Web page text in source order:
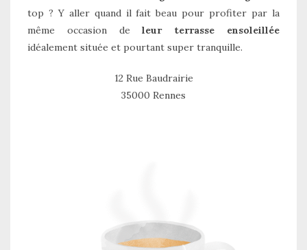
top ? Y aller quand il fait beau pour profiter par la
même occasion deleur terrasse ensoleillée
idéalement située et pourtant super tranquille.
12 Rue Baudrairie
35000 Rennes